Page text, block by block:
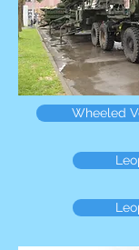
Wheeled